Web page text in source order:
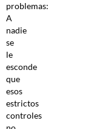
problemas:
A
nadie
se
le
esconde
que
esos
estrictos
controles